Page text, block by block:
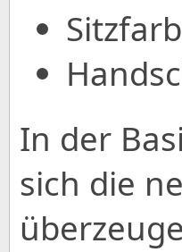
In der
sich die